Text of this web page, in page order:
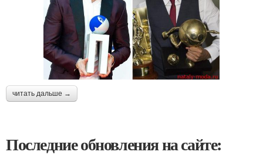
читать дальше →
Последние обновления на сайте: